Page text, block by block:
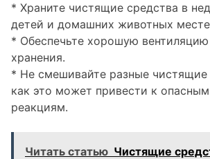
* Храните чистящие средства в
детей и домашних животных
* Обеспечьте хорошую
хранения.
* Не смешивайте разные чистящие
как это может привести к
реакциям.
Читать статью Чистящие